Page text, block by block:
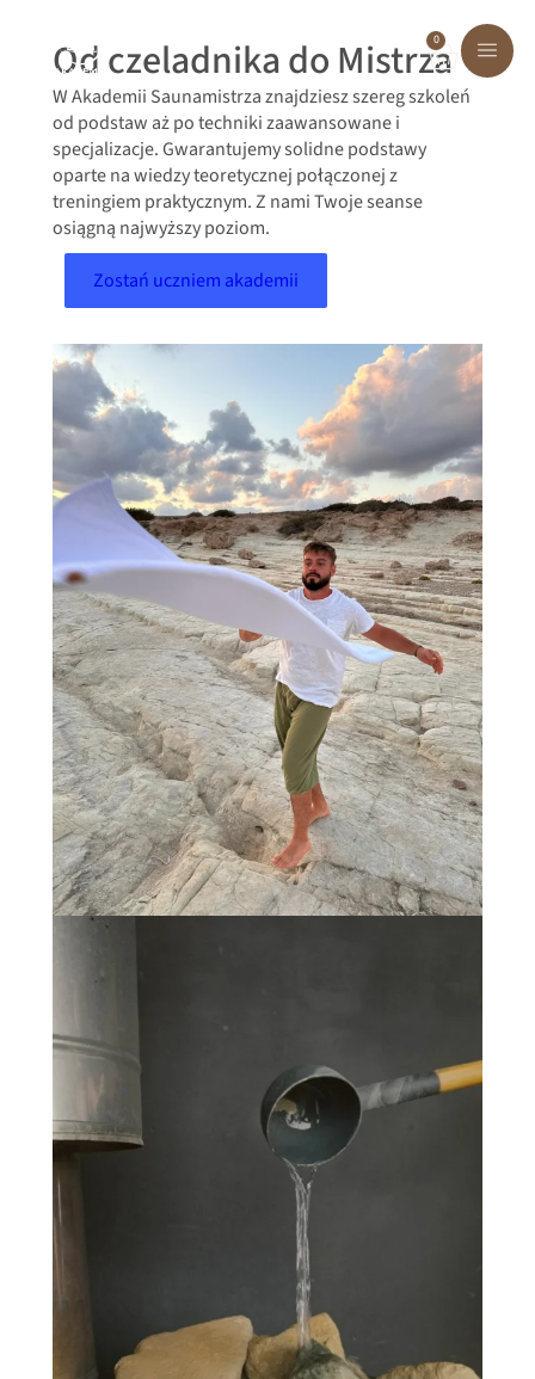
0
Od czeladnika do Mistrza
W Akademii Saunamistrza znajdziesz szereg szkoleń
od podstaw aż po techniki zaawansowane i
specjalizacje. Gwarantujemy solidne podstawy
oparte na wiedzy teoretycznej połączonej z
treningiem praktycznym. Z nami Twoje seanse
osiągną najwyższy poziom.
Zostań uczniem akademii